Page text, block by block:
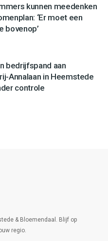
kunnen meedenken
‘Er moet een
bovenop’
bedrijfspand aan
Annalaan in Heemstede
controle
& Bloemendaal. Blijf op
regio.